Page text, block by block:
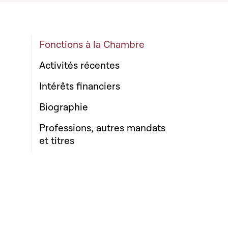
Fonctions à la Chambre
Activités récentes
Intérêts financiers
Biographie
Professions, autres mandats
et titres